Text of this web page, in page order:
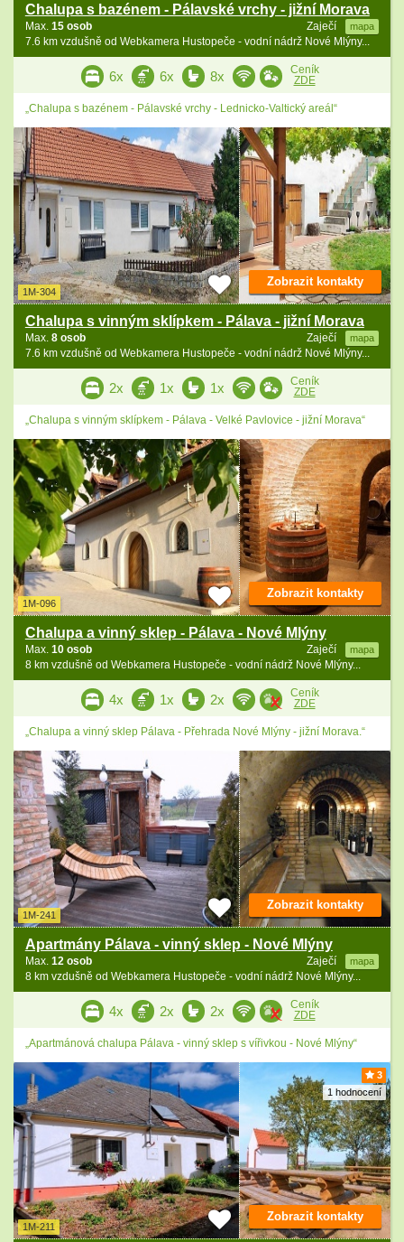
Chalupa s bazénem - Pálavské vrchy - jižní Morava
Zaječí mapa
Max. 15 osob
7.6 km vzdušně od Webkamera Hustopeče - vodní nádrž Nové Mlýny...
6x 6x 8x
Ceník
ZDE
„Chalupa s bazénem - Pálavské vrchy - Lednicko-Valtický areál“
1M-304
Chalupa s vinným sklípkem - Pálava - jižní Morava
Zaječí mapa
Max. 8 osob
7.6 km vzdušně od Webkamera Hustopeče - vodní nádrž Nové Mlýny...
Zobrazit kontakty
2x 1x 1x
Ceník
ZDE
„Chalupa s vinným sklípkem - Pálava - Velké Pavlovice - jižní Morava“
1M-096
Chalupa a vinný sklep - Pálava - Nové Mlýny
Zaječí mapa
Max. 10 osob
8 km vzdušně od Webkamera Hustopeče - vodní nádrž Nové Mlýny...
Zobrazit kontakty
4x 1x 2x
Ceník
ZDE
„Chalupa a vinný sklep Pálava - Přehrada Nové Mlýny - jižní Morava.“
1M-241
Apartmány Pálava - vinný sklep - Nové Mlýny
Zaječí mapa
Max. 12 osob
8 km vzdušně od Webkamera Hustopeče - vodní nádrž Nové Mlýny...
Zobrazit kontakty
4x 2x 2x
Ceník
ZDE
„Apartmánová chalupa Pálava - vinný sklep s vířivkou - Nové Mlýny“
3
1 hodnocení
1M-211
Zobrazit kontakty